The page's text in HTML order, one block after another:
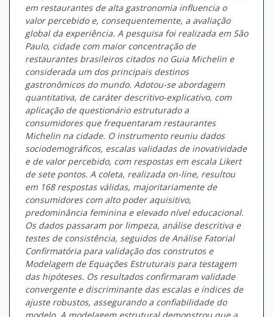
em restaurantes de alta gastronomia influencia o
valor percebido e, consequentemente, a avaliação
global da experiência. A pesquisa foi realizada em São
Paulo, cidade com maior concentração de
restaurantes brasileiros citados no Guia Michelin e
considerada um dos principais destinos
gastronômicos do mundo. Adotou-se abordagem
quantitativa, de caráter descritivo-explicativo, com
aplicação de questionário estruturado a
consumidores que frequentaram restaurantes
Michelin na cidade. O instrumento reuniu dados
sociodemográficos, escalas validadas de inovatividade
e de valor percebido, com respostas em escala Likert
de sete pontos. A coleta, realizada on-line, resultou
em 168 respostas válidas, majoritariamente de
consumidores com alto poder aquisitivo,
predominância feminina e elevado nível educacional.
Os dados passaram por limpeza, análise descritiva e
testes de consistência, seguidos de Análise Fatorial
Confirmatória para validação dos construtos e
Modelagem de Equações Estruturais para testagem
das hipóteses. Os resultados confirmaram validade
convergente e discriminante das escalas e índices de
ajuste robustos, assegurando a confiabilidade do